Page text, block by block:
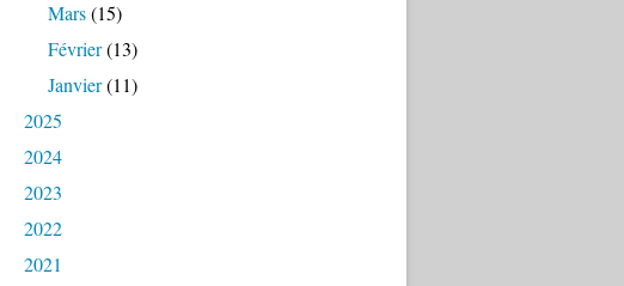
Mars(15)
Février(13)
Janvier(11)
2025
2024
2023
2022
2021